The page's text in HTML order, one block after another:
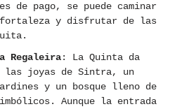
de pago, se puede caminar
y disfrutar de las
Regaleira: La Quinta da
las joyas de Sintra, un
y un bosque lleno de
Aunque la entrada